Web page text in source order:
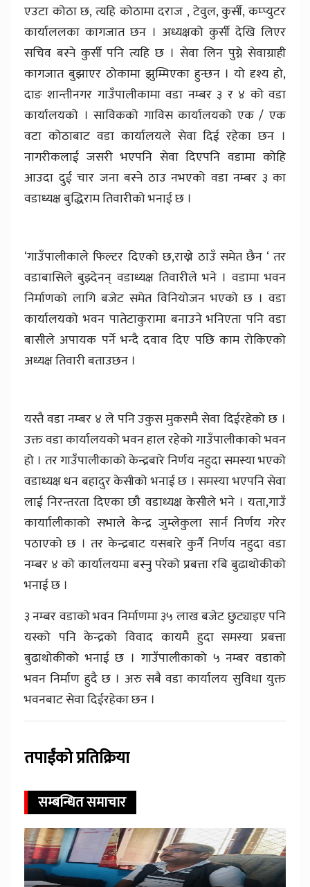
एउटा कोठा छ, त्यहि कोठामा दराज , टेवुल, कुर्सी, कम्प्युटर
कार्याललका कागजात छन । अध्यक्षको कुर्सी देखि लिएर
सचिव बस्ने कुर्सी पनि त्यहि छ । सेवा लिन पुग्ने सेवाग्राही
कागजात बुझाएर ठोकामा झुम्मिएका हुन्छन । यो दृश्य हो,
दाङ शान्तीनगर गाउँपालीकामा वडा नम्बर ३ र ४ को वडा
कार्यालयको । साविकको गाविस कार्यालयको एक / एक
वटा कोठाबाट वडा कार्यालयले सेवा दिई रहेका छन ।
नागरीकलाई जसरी भएपनि सेवा दिएपनि वडामा कोहि
आउदा दुई चार जना बस्ने ठाउ नभएको वडा नम्बर ३ का
वडाध्यक्ष बुद्धिराम तिवारीको भनाई छ ।
‘गाउँपालीकाले फिल्टर दिएको छ,राख्ने ठाउँ समेत छैन ‘ तर
वडाबासिले बुझ्देनन् वडाध्यक्ष तिवारीले भने । वडामा भवन
निर्माणको लागि बजेट समेत विनियोजन भएको छ । वडा
कार्यालयको भवन पातेटाकुरामा बनाउने भनिएता पनि वडा
बासीले अपायक पर्ने भन्दै दवाव दिए पछि काम रोकिएको
अध्यक्ष तिवारी बताउछन ।
यस्तै वडा नम्बर ४ ले पनि उकुस मुकसमै सेवा दिईरहेको छ ।
उक्त वडा कार्यालयको भवन हाल रहेको गाउँपालीकाको भवन
हो । तर गाउँपालीकाको केन्द्रबारे निर्णय नहुदा समस्या भएको
वडाध्यक्ष धन बहादुर केसीको भनाई छ । समस्या भएपनि सेवा
लाई निरन्तरता दिएका छौ वडाध्यक्ष केसीले भने । यता,गाउँ
कार्याालीकाको सभाले केन्द्र जुम्लेकुला सार्न निर्णय गरेर
पठाएको छ । तर केन्द्रबाट यसबारे कुर्नै निर्णय नहुदा वडा
नम्बर ४ को कार्यालयमा बस्नु परेको प्रबत्ता रबि बुढाथोकीको
भनाई छ ।
३ नम्बर वडाको भवन निर्माणमा ३५ लाख बजेट छुट्याइए पनि
यस्को पनि केन्द्रको विवाद कायमै हुदा समस्या प्रबत्ता
बुढाथोकीको भनाई छ । गाउँपालीकाको ५ नम्बर वडाको
भवन निर्माण हुदै छ । अरु सबै वडा कार्यालय सुविधा युक्त
भवनबाट सेवा दिईरहेका छन ।
तपाईंको प्रतिक्रिया
सम्बन्धित समाचार